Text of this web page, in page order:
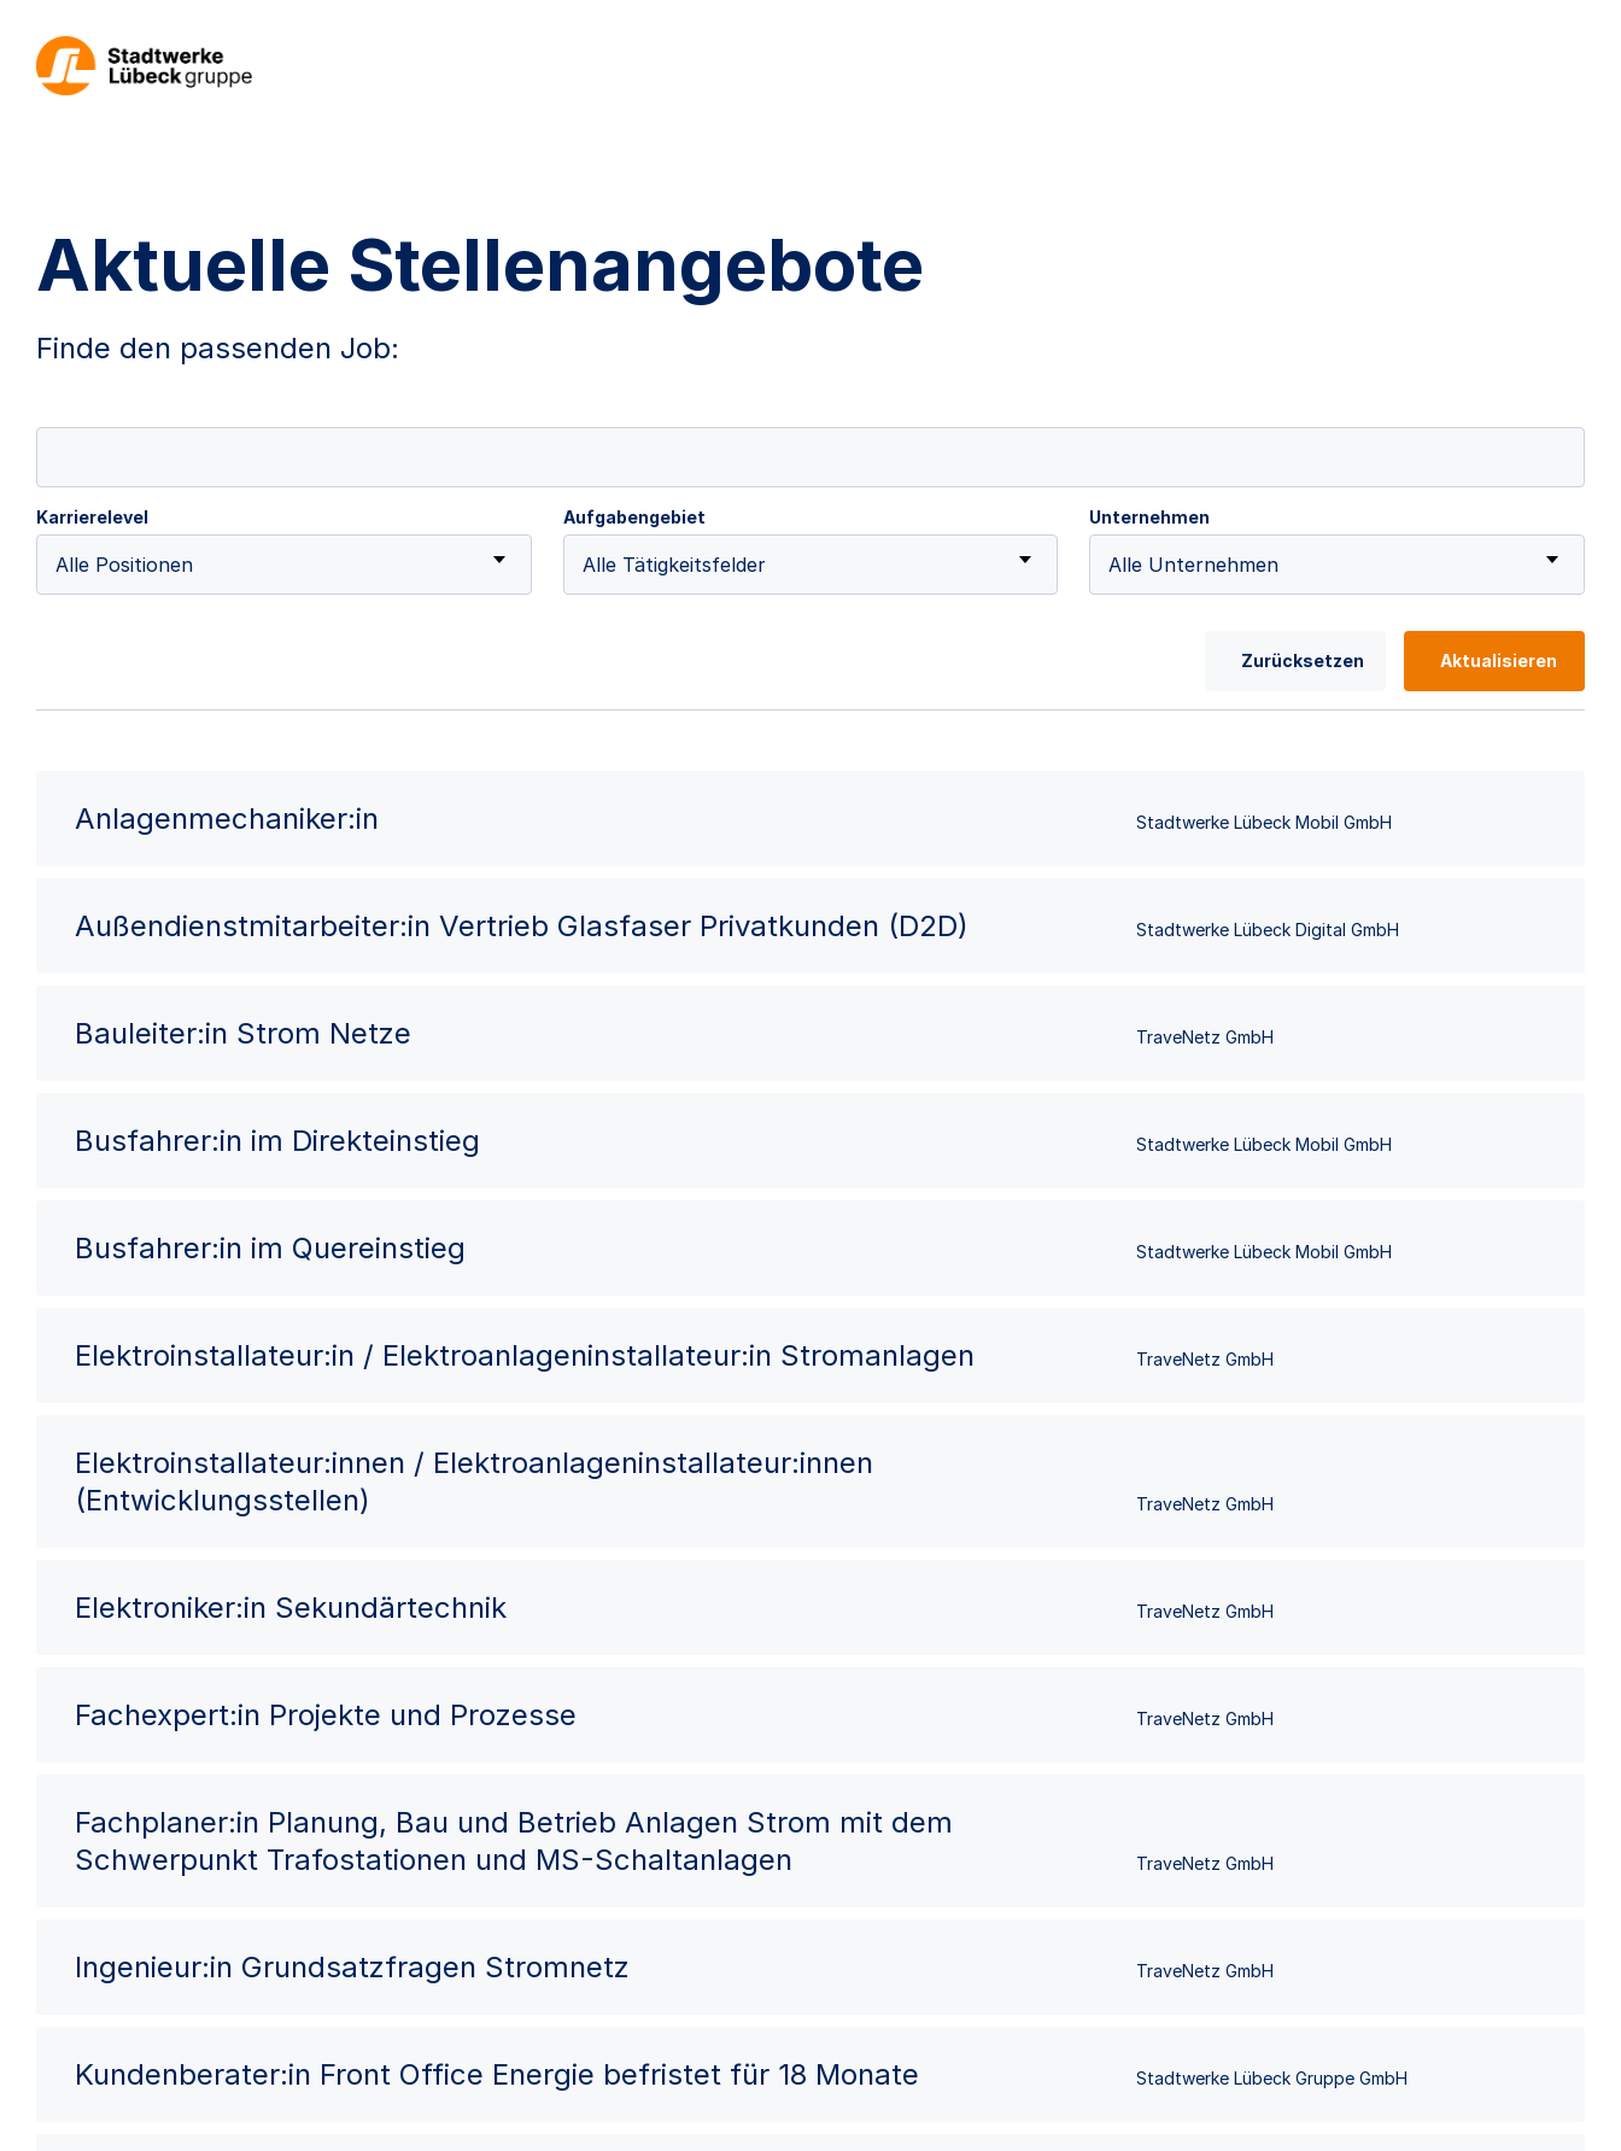
Aktuelle Stellenangebote
Finde den passenden Job:
Karrierelevel
Alle Positionen
Aufgabengebiet
Alle Tätigkeitsfelder
Unternehmen
Alle Unternehmen
Zurücksetzen Aktualisieren
Anlagenmechaniker:in Stadtwerke Lübeck Mobil GmbH
Außendienstmitarbeiter:in Vertrieb Glasfaser Privatkunden (D2D) Stadtwerke Lübeck Digital GmbH
Bauleiter:in Strom Netze TraveNetz GmbH
Busfahrer:in im Direkteinstieg Stadtwerke Lübeck Mobil GmbH
Busfahrer:in im Quereinstieg Stadtwerke Lübeck Mobil GmbH
Elektroinstallateur:in / Elektroanlageninstallateur:in Stromanlagen TraveNetz GmbH
Elektroinstallateur:innen / Elektroanlageninstallateur:innen
(Entwicklungsstellen)
TraveNetz GmbH
Elektroniker:in Sekundärtechnik TraveNetz GmbH
Fachexpert:in Projekte und Prozesse TraveNetz GmbH
Fachplaner:in Planung, Bau und Betrieb Anlagen Strom mit dem
Schwerpunkt Trafostationen und MS-Schaltanlagen
TraveNetz GmbH
Ingenieur:in Grundsatzfragen Stromnetz TraveNetz GmbH
Kundenberater:in Front Office Energie befristet für 18 Monate Stadtwerke Lübeck Gruppe GmbH